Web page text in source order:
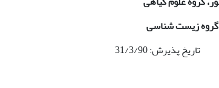
گروه زیست شناسی